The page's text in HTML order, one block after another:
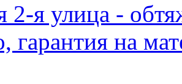
2-я улица -
гарантия на